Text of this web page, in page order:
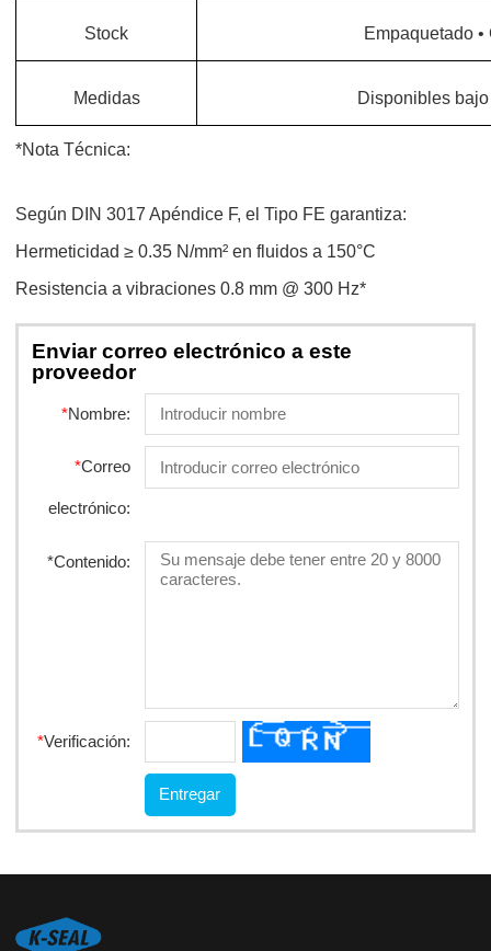
Stock Empaquetado •
Medidas Disponibles bajo
*Nota Técnica:
Según DIN 3017 Apéndice F, el Tipo FE garantiza:
Hermeticidad ≥ 0.35 N/mm² en fluidos a 150°C
Resistencia a vibraciones 0.8 mm @ 300 Hz*
Enviar correo electrónico a este
proveedor
*Nombre:
*Correo
electrónico:
*Contenido:
*Verificación: